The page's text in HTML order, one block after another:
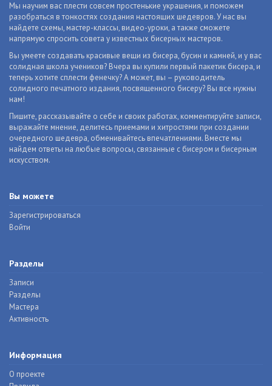
Мы научим вас плести совсем простенькие украшения, и поможем
разобраться в тонкостях создания настоящих шедевров. У нас вы
найдете схемы, мастер-классы, видео-уроки, а также сможете
напрямую спросить совета у известных бисерных мастеров.
Вы умеете создавать красивые вещи из бисера, бусин и камней, и у вас
солидная школа учеников? Вчера вы купили первый пакетик бисера, и
теперь хотите сплести фенечку? А может, вы – руководитель
солидного печатного издания, посвященного бисеру? Вы все нужны
нам!
Пишите, рассказывайте о себе и своих работах, комментируйте записи,
выражайте мнение, делитесь приемами и хитростями при создании
очередного шедевра, обменивайтесь впечатлениями. Вместе мы
найдем ответы на любые вопросы, связанные с бисером и бисерным
искусством.
Вы можете
Зарегистрироваться
Войти
Разделы
Записи
Разделы
Мастера
Активность
Информация
О проекте